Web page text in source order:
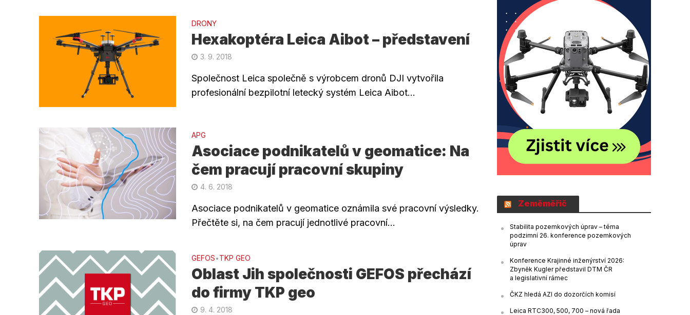
DRONY
Hexakoptéra Leica Aibot – představení
3. 9. 2018
Společnost Leica společně s výrobcem dronů DJI vytvořila
profesionální bezpilotní letecký systém Leica Aibot...
APG
Asociace podnikatelů v geomatice: Na
čem pracují pracovní skupiny
4. 6. 2018
Asociace podnikatelů v geomatice oznámila své pracovní výsledky.
Přečtěte si, na čem pracují jednotlivé pracovní...
GEFOS•TKP GEO
Oblast Jih společnosti GEFOS přechází
do firmy TKP geo
9. 4. 2018
Zeměměřič
Stabilita pozemkových úprav – téma
podzimní 26. konference pozemkových
úprav
Konference Krajinné inženýrství 2026:
Zbyněk Kugler představil DTM ČR
a legislativní rámec
ČKZ hledá AZI do dozorčích komisí
Leica RTC300, 500, 700 – nová řada